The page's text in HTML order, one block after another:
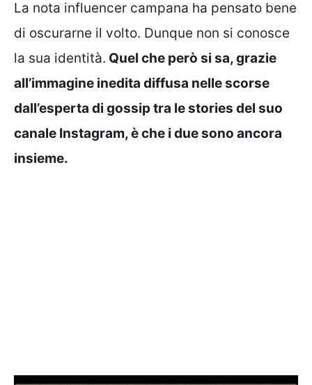
La nota influencer campana ha pensato bene
di oscurarne il volto. Dunque non si conosce
la sua identità. Quel che però si sa, grazie
all’immagine inedita diffusa nelle scorse
dall’esperta di gossip tra le stories del suo
canale Instagram, è che i due sono ancora
insieme.